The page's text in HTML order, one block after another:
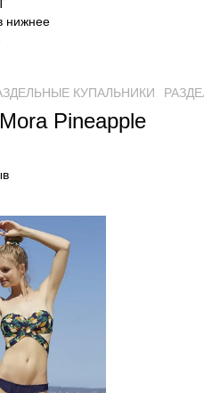
КУПАЛЬНИКИ
Pineapple